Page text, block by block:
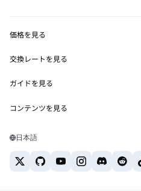
MetaMask Connect
Snaps
Web3サービス
セキュリティ
サポート
キャリア
お問い合わせ
価格を見る
イーサリアムの価格
Solanaの価格
Tetherの価格
交換レートを見る
ETH→USD
USDT→INR
BTC→INR
ETH→USDT
ガイドを見る
ETHの購入
USDTの購入
コンテンツを見る
Solanaウォレット
日本語